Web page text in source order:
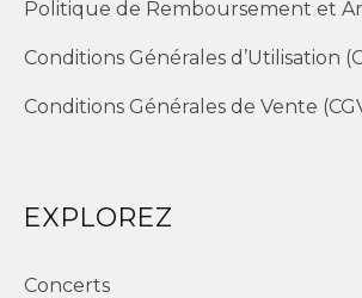
Politique de Remboursement et
Conditions Générales d’Utilisation
Conditions Générales de Vente
EXPLOREZ
Concerts